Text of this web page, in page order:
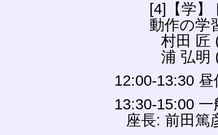
[4]【学
動作の学
村田 匠
浦 弘明
12:00-13:30 昼
13:30-15:00
座長: 前田篤